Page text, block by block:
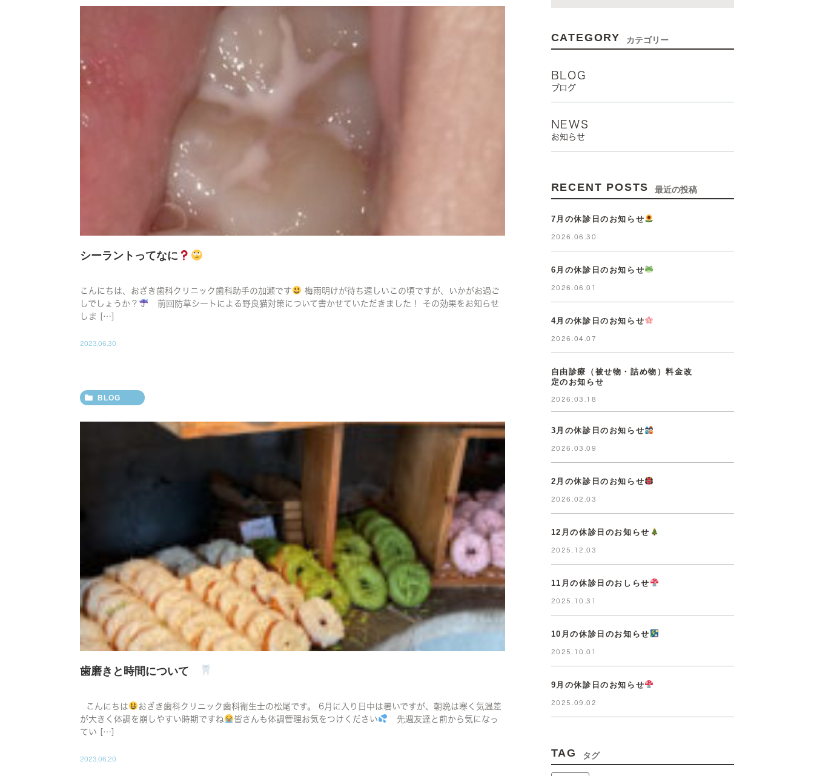
シーラントってなに
こんにちは、おざき歯科クリニック歯科助手の加瀬です
梅雨明けが待ち遠しいこの頃ですが、いかがお過ご
しでしょうか？
前回防草シートによる野良猫対策について書かせていただきました！ その効果をお知らせ
しま […]
2023.06.30
BLOG
歯磨きと時間について
こんにちは
おざき歯科クリニック歯科衛生士の松尾です。 6月に入り日中は暑いですが、朝晩は寒く気温差
が大きく体調を崩しやすい時期ですね
皆さんも体調管理お気をつけください
先週友達と前から気になっ
てい […]
2023.06.20
CATEGORY カテゴリー
BLOG
ブログ
NEWS
お知らせ
RECENT POSTS 最近の投稿
7月の休診日のお知らせ
2026.06.30
6月の休診日のお知らせ
2026.06.01
4月の休診日のお知らせ
2026.04.07
自由診療（被せ物・詰め物）料金改
定のお知らせ
2026.03.18
3月の休診日のお知らせ
2026.03.09
2月の休診日のお知らせ
2026.02.03
12月の休診日のお知らせ
2025.12.03
11月の休診日のおしらせ
2025.10.31
10月の休診日のお知らせ
2025.10.01
9月の休診日のお知らせ
2025.09.02
TAG タグ